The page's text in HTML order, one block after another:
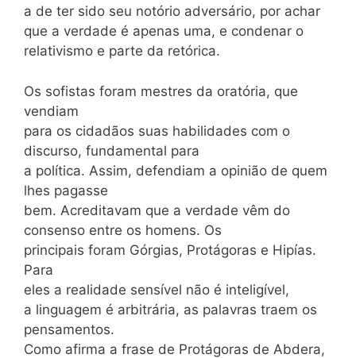
a de ter sido seu notório adversário, por achar
que a verdade é apenas uma, e condenar o
relativismo e parte da retórica.
Os sofistas foram mestres da oratória, que
vendiam
para os cidadãos suas habilidades com o
discurso, fundamental para
a política. Assim, defendiam a opinião de quem
lhes pagasse
bem. Acreditavam que a verdade vêm do
consenso entre os homens. Os
principais foram Górgias, Protágoras e Hipías.
Para
eles a realidade sensível não é inteligível,
a linguagem é arbitrária, as palavras traem os
pensamentos.
Como afirma a frase de Protágoras de Abdera,